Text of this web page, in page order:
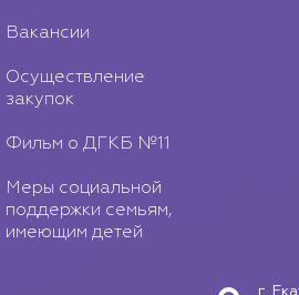
Вакансии
Осуществление
закупок
Фильм о ДГКБ №11
Меры социальной
поддержки семьям,
имеющим детей
г.